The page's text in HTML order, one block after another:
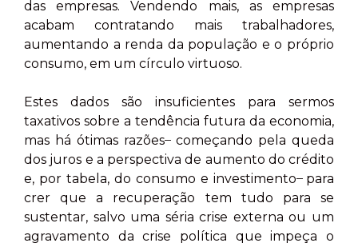
das empresas. Vendendo mais, as empresas
acabam contratando mais trabalhadores,
aumentando a renda da população e o próprio
consumo, em um círculo virtuoso.
Estes dados são insuficientes para sermos
taxativos sobre a tendência futura da economia,
mas há ótimas razões ̶ começando pela queda
dos juros e a perspectiva de aumento do crédito
e, por tabela, do consumo e investimento ̶ para
crer que a recuperação tem tudo para se
sustentar, salvo uma séria crise externa ou um
agravamento da crise política que impeça o